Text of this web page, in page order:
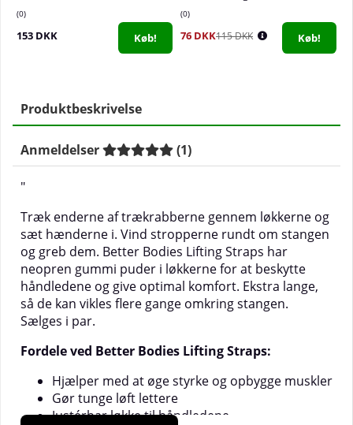
0
153 DKK Køb!
0
76 DKK115 DKK Køb!
Produktbeskrivelse
Anmeldelser (1)
"
Træk enderne af trækrabberne gennem løkkerne og
sæt hænderne i. Vind stropperne rundt om stangen
og greb dem. Better Bodies Lifting Straps har
neopren gummi puder i løkkerne for at beskytte
håndledene og give optimal komfort. Ekstra lange,
så de kan vikles flere gange omkring stangen.
Sælges i par.
Fordele ved Better Bodies Lifting Straps:
Hjælper med at øge styrke og opbygge muskler
Gør tunge løft lettere
Justérbar løkke til håndledene